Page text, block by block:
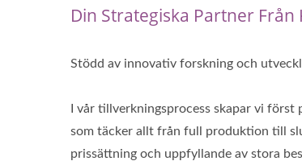
Din Strategiska Partner
Stödd av innovativ forskning och
I vår tillverkningsprocess skapar vi
som täcker allt från full produktion till
prissättning och uppfyllande av stora